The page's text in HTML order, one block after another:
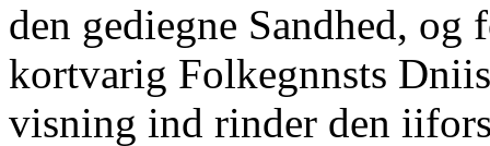
den gediegne Sandhed, og
kortvarig Folkegnnsts
visning ind rinder den